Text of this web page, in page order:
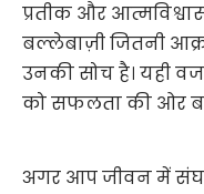
प्रतीक और
बल्लेबाज़ी जितनी
उनकी सोच है। यही
को सफलता की ओर
अगर आप जीवन में